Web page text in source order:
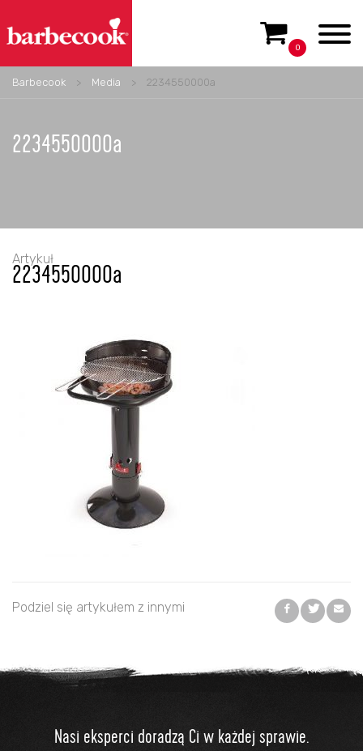
0
Barbecook > Media > 2234550000a
2234550000a
Artykuł
2234550000a
Podziel się artykułem z innymi
Nasi eksperci doradzą Ci w każdej sprawie.